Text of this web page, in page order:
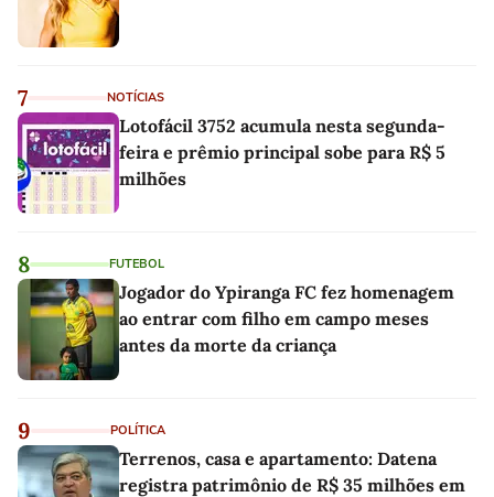
7 NOTÍCIAS
Lotofácil 3752 acumula nesta segunda-
feira e prêmio principal sobe para R$ 5
milhões
8 FUTEBOL
Jogador do Ypiranga FC fez homenagem
ao entrar com filho em campo meses
antes da morte da criança
9 POLÍTICA
Terrenos, casa e apartamento: Datena
registra patrimônio de R$ 35 milhões em